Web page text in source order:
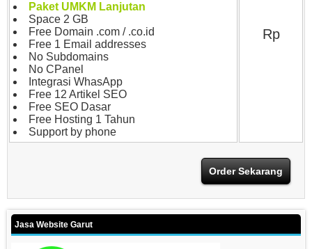
Paket UMKM Lanjutan
Space 2 GB
Free Domain .com / .co.id
Free 1 Email addresses
No Subdomains
No CPanel
Integrasi WhasApp
Free 12 Artikel SEO
Free SEO Dasar
Free Hosting 1 Tahun
Support by phone
Rp
Order Sekarang
Jasa Website Garut